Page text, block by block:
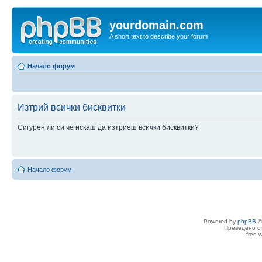
yourdomain.com
A short text to describe your forum
Начало форум
Изтрий всички бисквитки
Сигурен ли си че искаш да изтриеш всички бисквитки?
Начало форум
Powered by phpBB
Преведено
free